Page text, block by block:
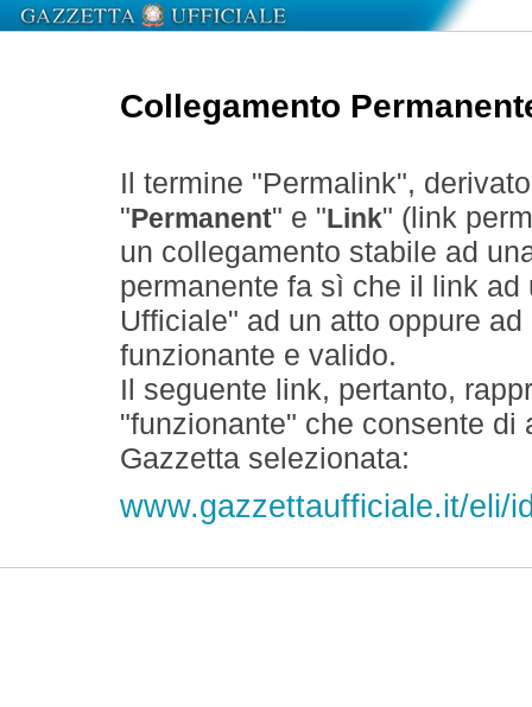
Collegamento
Il termine "Permalink",
" Permanent" e " Link" (link
un collegamento stabile ad
permanente fa sì che il link
Ufficiale" ad un atto oppure
funzionante e valido.
Il seguente link, pertanto,
"funzionante" che consente
Gazzetta selezionata:
www.gazzettaufficiale.it/eli/